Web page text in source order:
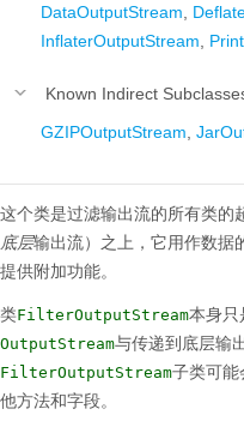
DataOutputStream
InflaterOutputStream
Known Indirect
GZIPOutputStream
这个类是过滤输出流的所有类的
底层输出流）之上，它用作数据
提供附加功能。
类FilterOutputStream本身只
OutputStream与传递到底层输
FilterOutputStream子类可能
他方法和字段。